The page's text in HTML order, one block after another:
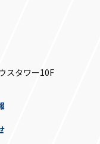
スタワー10F